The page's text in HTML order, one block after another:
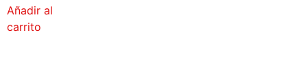
Añadir al
carrito